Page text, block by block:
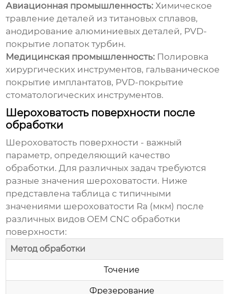
Авиационная промышленность: Химическое
травление деталей из титановых сплавов,
анодирование алюминиевых деталей, PVD-
покрытие лопаток турбин.
Медицинская промышленность: Полировка
хирургических инструментов, гальваническое
покрытие имплантатов, PVD-покрытие
стоматологических инструментов.
Шероховатость поверхности после
обработки
Шероховатость поверхности - важный
параметр, определяющий качество
обработки. Для различных задач требуются
разные значения шероховатости. Ниже
представлена таблица с типичными
значениями шероховатости Ra (мкм) после
различных видов OEM CNC обработки
поверхности:
Метод обработки
Точение
Фрезерование